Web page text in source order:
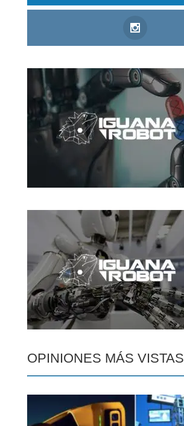
OPINIONES MÁS VISTAS